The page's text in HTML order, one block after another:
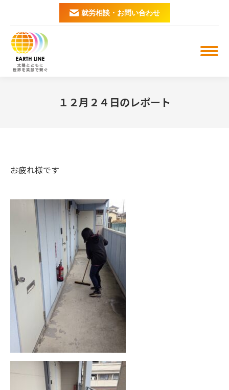
就労相談・お問い合わせ
１２月２４日のレポート
お疲れ様です